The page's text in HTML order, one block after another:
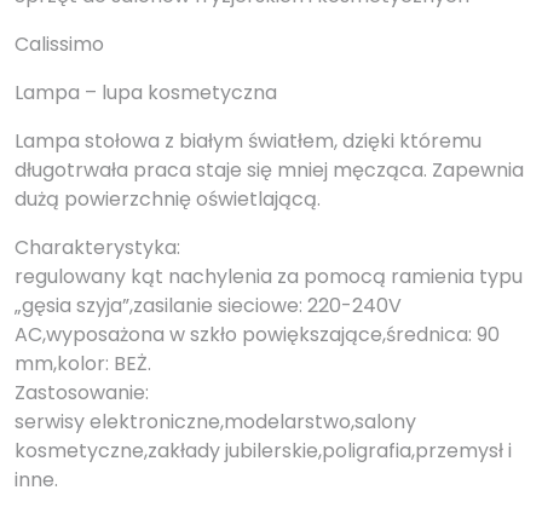
Calissimo
Lampa – lupa kosmetyczna
Lampa stołowa z białym światłem, dzięki któremu
długotrwała praca staje się mniej męcząca. Zapewnia
dużą powierzchnię oświetlającą.
Charakterystyka:
regulowany kąt nachylenia za pomocą ramienia typu
„gęsia szyja”,zasilanie sieciowe: 220-240V
AC,wyposażona w szkło powiększające,średnica: 90
mm,kolor: BEŻ.
Zastosowanie:
serwisy elektroniczne,modelarstwo,salony
kosmetyczne,zakłady jubilerskie,poligrafia,przemysł i
inne.